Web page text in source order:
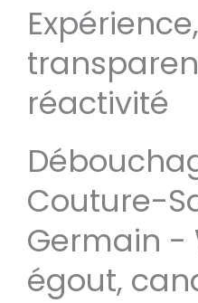
Expérience,
réactivité
Couture-
Germain -
égout,